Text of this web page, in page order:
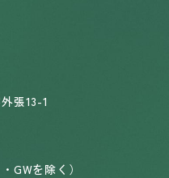
張13-1
GWを除く）